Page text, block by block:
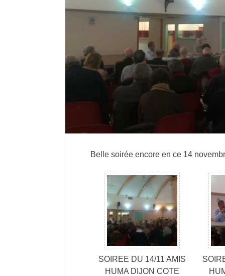
Belle soirée encore en ce 14
SOIREE DU 14/11 AMIS
HUMA DIJON COTE